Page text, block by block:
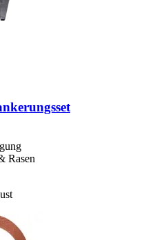
Rasen